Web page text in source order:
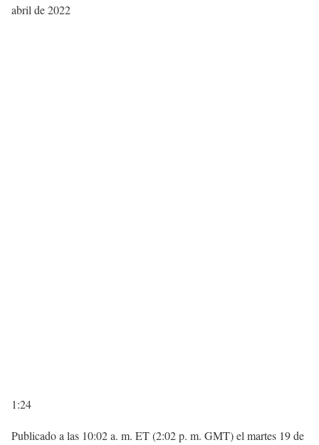
abril de 2022
1:24
Publicado a las 10:02 a. m. ET (2:02 p. m. GMT) el martes 19 de